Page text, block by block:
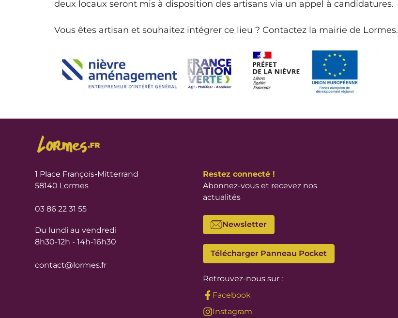
deux locaux seront mis à disposition des artisans via un appel à candidatures.
Vous êtes artisan et souhaitez intégrer ce lieu ? Contactez la mairie de Lormes.
1 Place François-Mitterrand
58140 Lormes
03 86 22 31 55
Du lundi au vendredi
8h30-12h - 14h-16h30
contact@lormes.fr
Restez connecté !
Abonnez-vous et recevez nos
actualités
Newsletter
Télécharger Panneau Pocket
Retrouvez-nous sur :
Facebook
Instagram